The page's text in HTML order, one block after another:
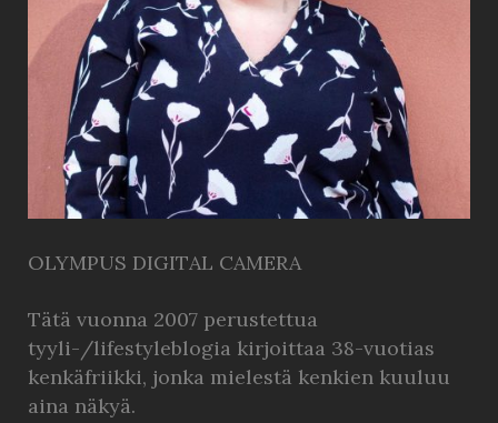
OLYMPUS DIGITAL CAMERA
Tätä vuonna 2007 perustettua
tyyli-/lifestyleblogia kirjoittaa 38-vuotias
kenkäfriikki, jonka mielestä kenkien kuuluu
aina näkyä.